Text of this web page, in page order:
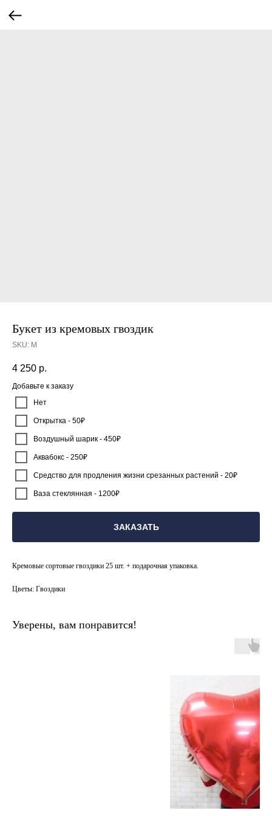
Букет из кремовых гвоздик
SKU: М
4 250 р.
Добавьте к заказу
Нет
Открытка - 50₽
Воздушный шарик - 450₽
Аквабокс - 250₽
Средство для продления жизни срезанных растений - 20₽
Ваза стеклянная - 1200₽
ЗАКАЗАТЬ
Кремовые сортовые гвоздики 25 шт. + подарочная упаковка.
Цветы: Гвоздики
Уверены, вам понравится!